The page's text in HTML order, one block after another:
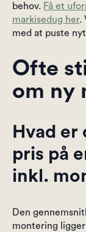
behov. Få et
markisedug her.
med at puste
Ofte
om ny
Hvad
pris på
inkl.
Den
montering